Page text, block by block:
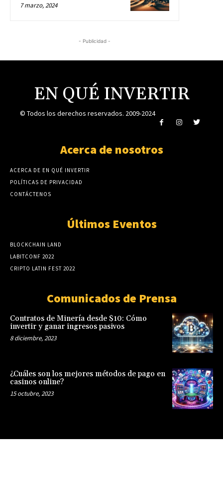
7 marzo, 2024
- Publicidad -
EN QUÉ INVERTIR
© Todos los derechos reservados. 2009-2024
Acerca de nosotros
ACERCA DE EN QUÉ INVERTIR
POLÍTICAS DE PRIVACIDAD
CONTÁCTENOS
Últimos Eventos
BLOCKCHAIN LAND
LABITCONF 2022
CRIPTO LATIN FEST 2022
Comunicados de Prensa
Contratos de Minería desde $10: Cómo
invertir y ganar ingresos pasivos
8 diciembre, 2023
¿Cuáles son los mejores métodos de pago en
casinos online?
15 octubre, 2023